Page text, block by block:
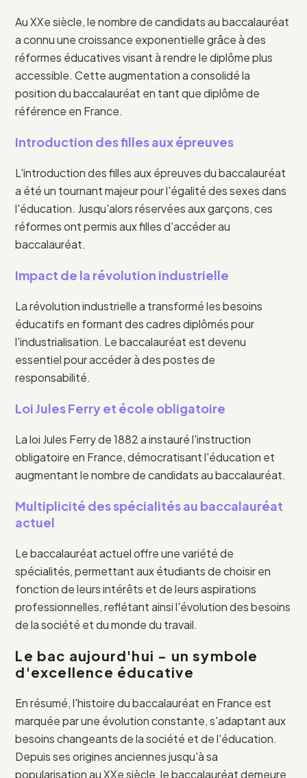
Au XXe siècle, le nombre de candidats au baccalauréat
a connu une croissance exponentielle grâce à des
réformes éducatives visant à rendre le diplôme plus
accessible. Cette augmentation a consolidé la
position du baccalauréat en tant que diplôme de
référence en France.
Introduction des filles aux épreuves
L'introduction des filles aux épreuves du baccalauréat
a été un tournant majeur pour l'égalité des sexes dans
l'éducation. Jusqu'alors réservées aux garçons, ces
réformes ont permis aux filles d'accéder au
baccalauréat.
Impact de la révolution industrielle
La révolution industrielle a transformé les besoins
éducatifs en formant des cadres diplômés pour
l'industrialisation. Le baccalauréat est devenu
essentiel pour accéder à des postes de
responsabilité.
Loi Jules Ferry et école obligatoire
La loi Jules Ferry de 1882 a instauré l'instruction
obligatoire en France, démocratisant l'éducation et
augmentant le nombre de candidats au baccalauréat.
Multiplicité des spécialités au baccalauréat
actuel
Le baccalauréat actuel offre une variété de
spécialités, permettant aux étudiants de choisir en
fonction de leurs intérêts et de leurs aspirations
professionnelles, reflétant ainsi l'évolution des besoins
de la société et du monde du travail.
Le bac aujourd'hui - un symbole
d'excellence éducative
En résumé, l'histoire du baccalauréat en France est
marquée par une évolution constante, s'adaptant aux
besoins changeants de la société et de l'éducation.
Depuis ses origines anciennes jusqu'à sa
popularisation au XXe siècle, le baccalauréat demeure